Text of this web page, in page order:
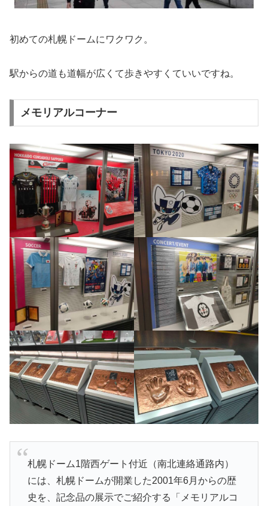
初めての札幌ドームにワクワク。
駅からの道も道幅が広くて歩きやすくていいですね。
メモリアルコーナー
札幌ドーム1階西ゲート付近（南北連絡通路内）
には、札幌ドームが開業した2001年6月からの歴
史を、記念品の展示でご紹介する「メモリアルコ